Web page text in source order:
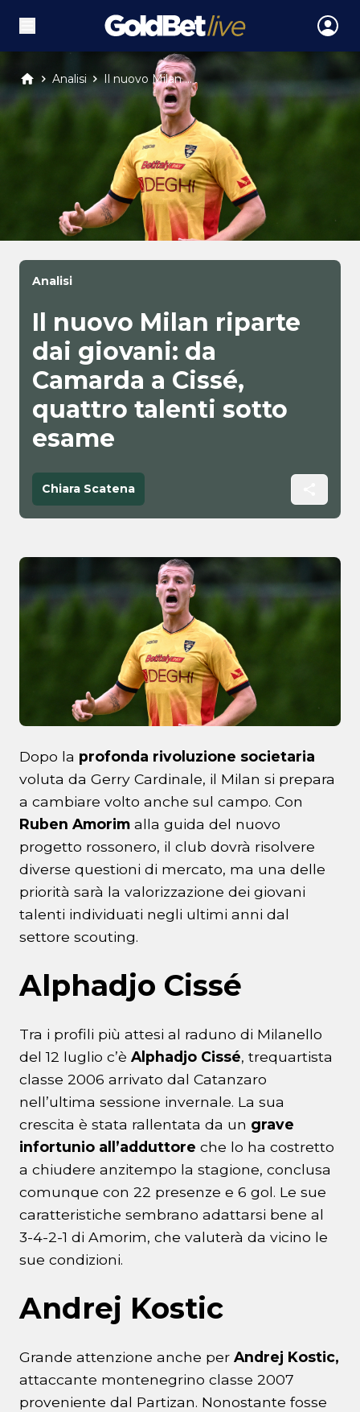
Analisi Il nuovo Milan ...
Analisi
Il nuovo Milan riparte
dai giovani: da
Camarda a Cissé,
quattro talenti sotto
esame
Chiara Scatena
Dopo la profonda rivoluzione societaria
voluta da Gerry Cardinale, il Milan si prepara
a cambiare volto anche sul campo. Con
Ruben Amorim alla guida del nuovo
progetto rossonero, il club dovrà risolvere
diverse questioni di mercato, ma una delle
priorità sarà la valorizzazione dei giovani
talenti individuati negli ultimi anni dal
settore scouting.
Alphadjo Cissé
Tra i profili più attesi al raduno di Milanello
del 12 luglio c’è Alphadjo Cissé, trequartista
classe 2006 arrivato dal Catanzaro
nell’ultima sessione invernale. La sua
crescita è stata rallentata da un grave
infortunio all’adduttore che lo ha costretto
a chiudere anzitempo la stagione, conclusa
comunque con 22 presenze e 6 gol. Le sue
caratteristiche sembrano adattarsi bene al
3-4-2-1 di Amorim, che valuterà da vicino le
sue condizioni.
Andrej Kostic
Grande attenzione anche per Andrej Kostic,
attaccante montenegrino classe 2007
proveniente dal Partizan. Nonostante fosse